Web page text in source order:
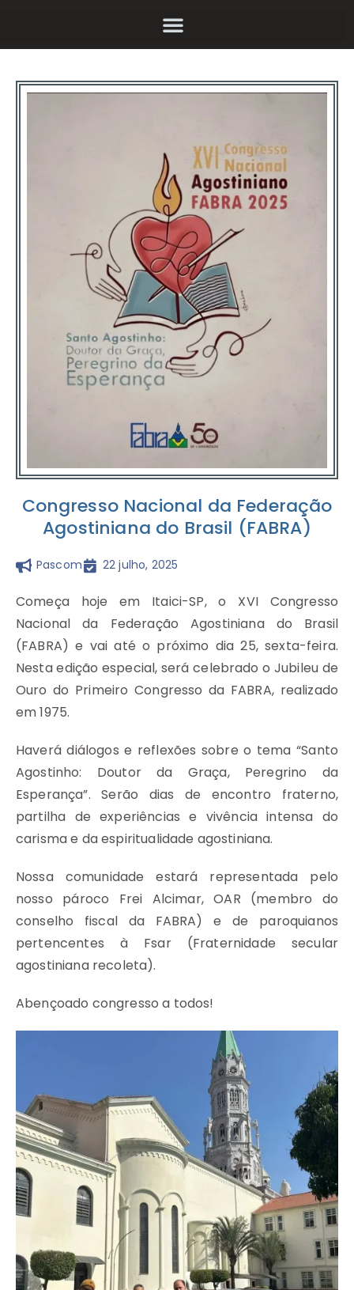
Congresso Nacional da Federação
Agostiniana do Brasil (FABRA)
Pascom 22 julho, 2025
Começa hoje em Itaici-SP, o XVI Congresso
Nacional da Federação Agostiniana do Brasil
(FABRA) e vai até o próximo dia 25, sexta-feira.
Nesta edição especial, será celebrado o Jubileu de
Ouro do Primeiro Congresso da FABRA, realizado
em 1975.
Haverá diálogos e reflexões sobre o tema “Santo
Agostinho: Doutor da Graça, Peregrino da
Esperança”. Serão dias de encontro fraterno,
partilha de experiências e vivência intensa do
carisma e da espiritualidade agostiniana.
Nossa comunidade estará representada pelo
nosso pároco Frei Alcimar, OAR (membro do
conselho fiscal da FABRA) e de paroquianos
pertencentes à Fsar (Fraternidade secular
agostiniana recoleta).
Abençoado congresso a todos!